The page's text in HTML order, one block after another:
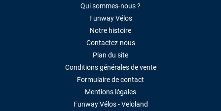
Qui sommes-nous ?
Funway Vélos
Notre histoire
Contactez-nous
Plan du site
Conditions générales de vente
Formulaire de contact
Mentions légales
Funway Vélos - Veloland